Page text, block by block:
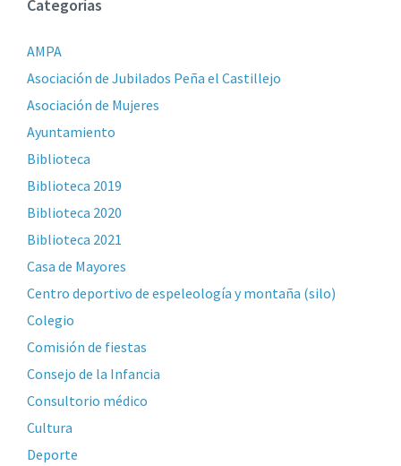
Categorías
AMPA
Asociación de Jubilados Peña el Castillejo
Asociación de Mujeres
Ayuntamiento
Biblioteca
Biblioteca 2019
Biblioteca 2020
Biblioteca 2021
Casa de Mayores
Centro deportivo de espeleología y montaña (silo)
Colegio
Comisión de fiestas
Consejo de la Infancia
Consultorio médico
Cultura
Deporte